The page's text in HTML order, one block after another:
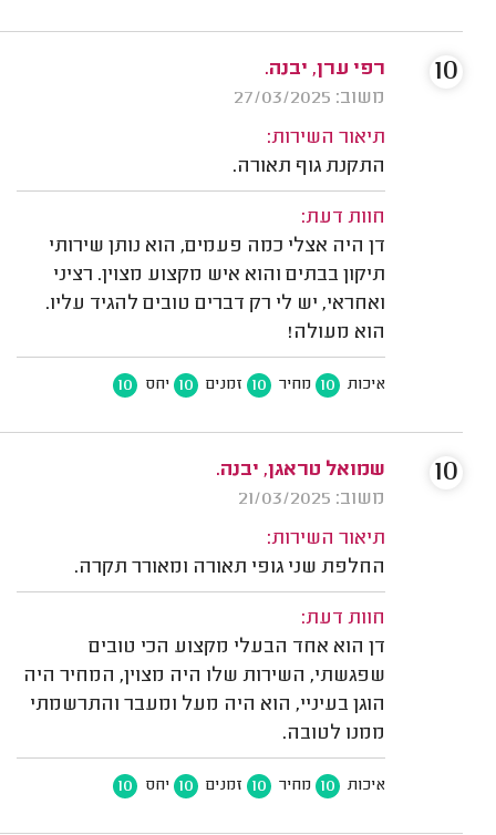
רפי ערן, יבנה.
משוב: 27/03/2025
תיאור השירות:
התקנת גוף תאורה.
חוות דעת:
דן היה אצלי כמה פעמים, הוא נותן שירותי
תיקון בבתים והוא איש מקצוע מצוין. רציני
ואחראי, יש לי רק דברים טובים להגיד עליו.
הוא מעולה!
איכות 10 מחיר 10 זמנים 10 יחס 10
10
שמואל טראגן, יבנה.
משוב: 21/03/2025
תיאור השירות:
החלפת שני גופי תאורה ומאורר תקרה.
חוות דעת:
דן הוא אחד הבעלי מקצוע הכי טובים
שפגשתי, השירות שלו היה מצוין, המחיר היה
הוגן בעיניי, הוא היה מעל ומעבר והתרשמתי
ממנו לטובה.
איכות 10 מחיר 10 זמנים 10 יחס 10
10